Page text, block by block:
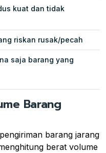
kuat dan tidak
riskan rusak/pecah
saja barang yang
Barang
barang jarang
berat volume